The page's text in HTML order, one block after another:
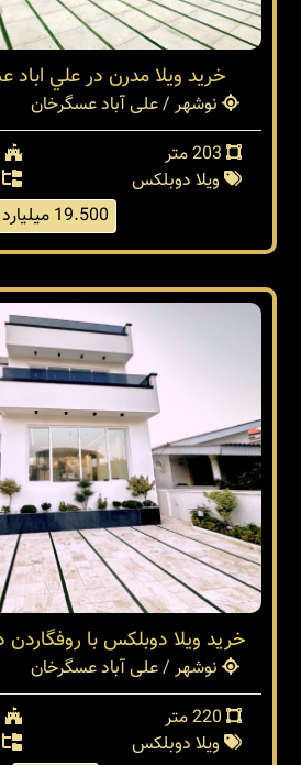
خريد ويلا مدرن در علي
نوشهر / علی آباد عسگرخان
ویلا دوبلکس
19.500 میلیارد
خرید ویلا دوبلکس با روفگاردن
نوشهر / علی آباد عسگرخان
ویلا دوبلکس